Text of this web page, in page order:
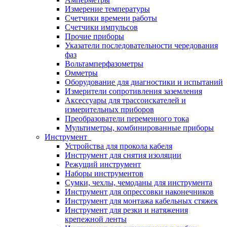
Измерение температуры
Счетчики времени работы
Счетчики импульсов
Прочие приборы
Указатели последовательности чередования
фаз
Вольтамперфазометры
Омметры
Оборудование для диагностики и испытаний
Измерители сопротивления заземления
Аксессуары для трассоискателей и
измерительных приборов
Преобразователи переменного тока
Мультиметры, комбинированные приборы
Инструмент
Устройства для прокола кабеля
Инструмент для снятия изоляции
Режущий инструмент
Наборы инструментов
Сумки, чехлы, чемоданы для инструмента
Инструмент для опрессовки наконечников
Инструмент для монтажа кабельных стяжек
Инструмент для резки и натяжения
крепежной ленты